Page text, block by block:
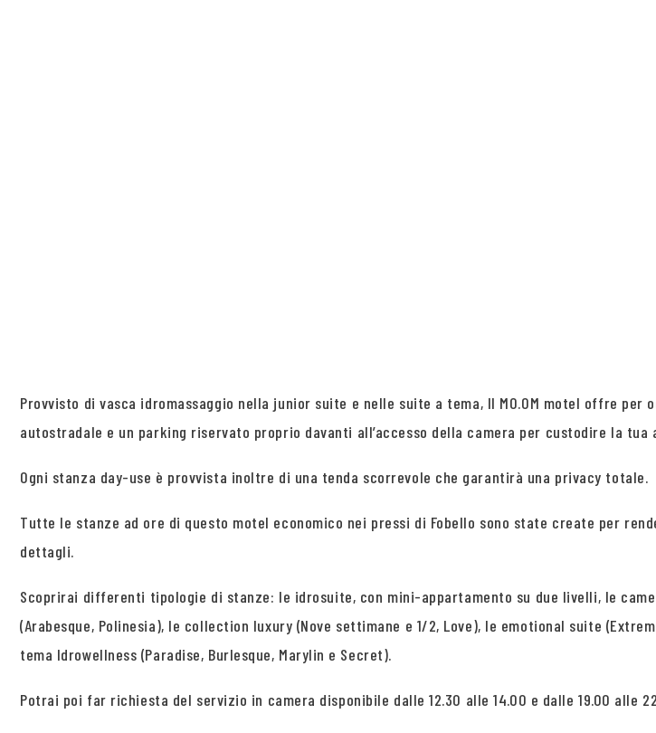
Provvisto di vasca idromassaggio nella junior suite e nelle suite a tema, Il MO.OM motel offre
autostradale e un parking riservato proprio davanti all’accesso della camera per custodire la tua
Ogni stanza day-use è provvista inoltre di una tenda scorrevole che garantirà una privacy totale.
Tutte le stanze ad ore di questo motel economico nei pressi di Fobello sono state create per
dettagli.
Scoprirai differenti tipologie di stanze: le idrosuite, con mini-appartamento su due livelli, le
(Arabesque, Polinesia), le collection luxury (Nove settimane e 1/2, Love), le emotional suite
tema Idrowellness (Paradise, Burlesque, Marylin e Secret).
Potrai poi far richiesta del servizio in camera disponibile dalle 12.30 alle 14.00 e dalle 19.00 alle